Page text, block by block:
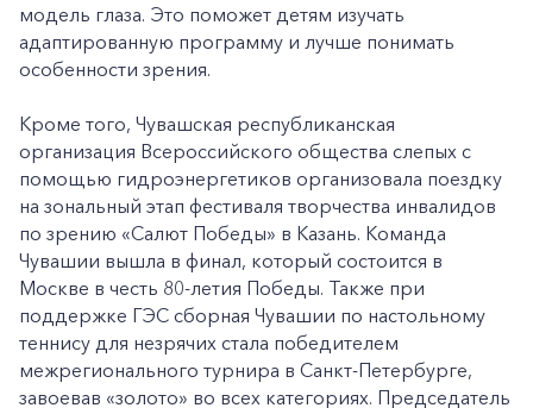
модель глаза. Это поможет детям изучать
адаптированную программу и лучше понимать
особенности зрения.
Кроме того, Чувашская республиканская
организация Всероссийского общества слепых с
помощью гидроэнергетиков организовала поездку
на зональный этап фестиваля творчества инвалидов
по зрению «Салют Победы» в Казань. Команда
Чувашии вышла в финал, который состоится в
Москве в честь 80-летия Победы. Также при
поддержке ГЭС сборная Чувашии по настольному
теннису для незрячих стала победителем
межрегионального турнира в Санкт-Петербурге,
завоевав «золото» во всех категориях. Председатель